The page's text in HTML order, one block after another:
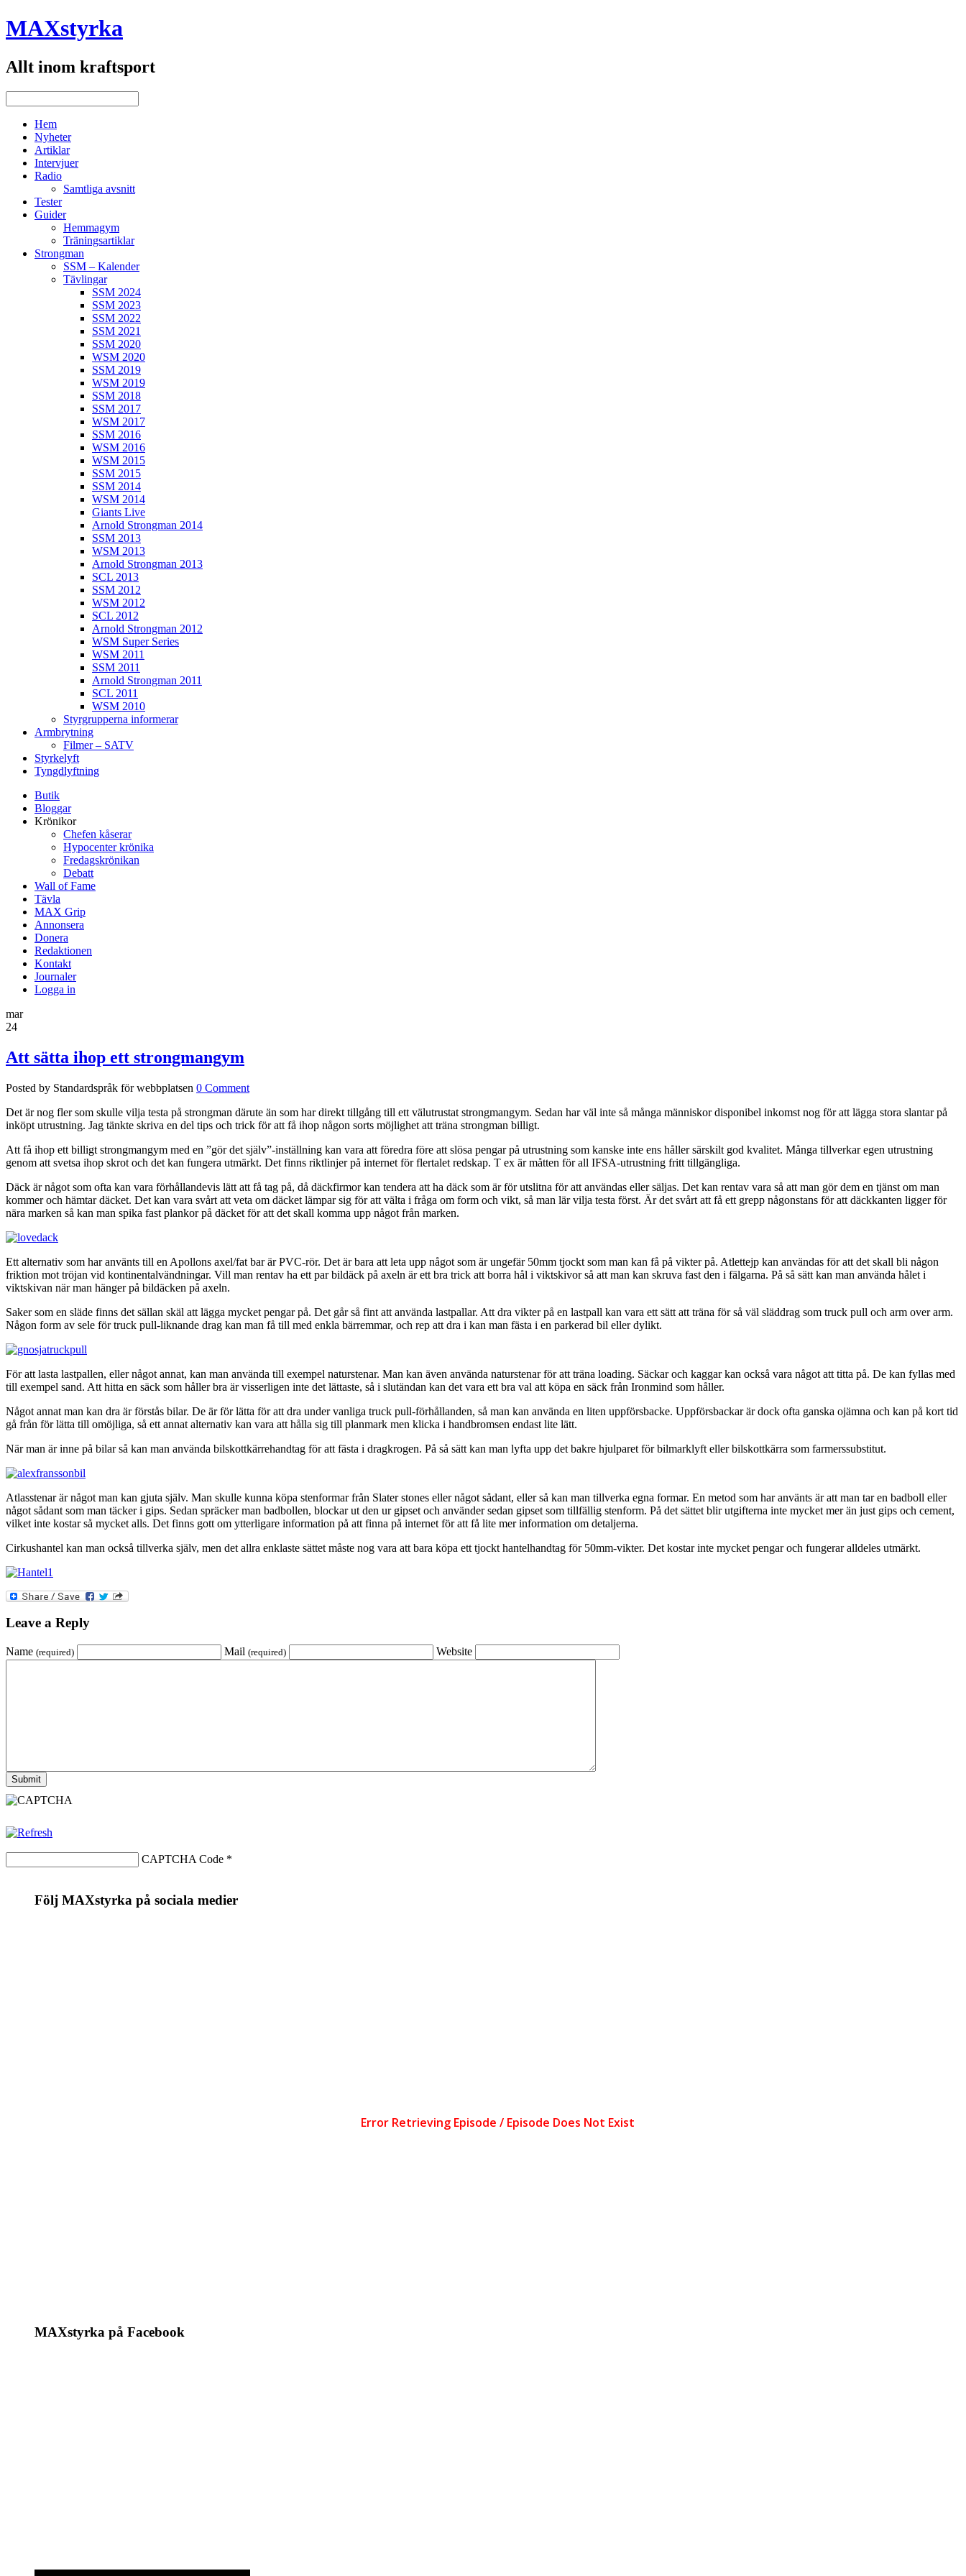
MAXstyrka
Allt inom kraftsport
Hem
Nyheter
Artiklar
Intervjuer
Radio
Samtliga avsnitt
Tester
Guider
Hemmagym
Träningsartiklar
Strongman
SSM – Kalender
Tävlingar
SSM 2024
SSM 2023
SSM 2022
SSM 2021
SSM 2020
WSM 2020
SSM 2019
WSM 2019
SSM 2018
SSM 2017
WSM 2017
SSM 2016
WSM 2016
WSM 2015
SSM 2015
SSM 2014
WSM 2014
Giants Live
Arnold Strongman 2014
SSM 2013
WSM 2013
Arnold Strongman 2013
SCL 2013
SSM 2012
WSM 2012
SCL 2012
Arnold Strongman 2012
WSM Super Series
WSM 2011
SSM 2011
Arnold Strongman 2011
SCL 2011
WSM 2010
Styrgrupperna informerar
Armbrytning
Filmer – SATV
Styrkelyft
Tyngdlyftning
Butik
Bloggar
Krönikor
Chefen kåserar
Hypocenter krönika
Fredagskrönikan
Debatt
Wall of Fame
Tävla
MAX Grip
Annonsera
Donera
Redaktionen
Kontakt
Journaler
Logga in
mar
24
Att sätta ihop ett strongmangym
Posted by Standardspråk för webbplatsen 0 Comment
Det är nog fler som skulle vilja testa på strongman därute än som har direkt tillgång till ett välutrustat strongmangym. Sedan har väl inte så många människor disponibel inkomst nog för att lägga stora slantar på
inköpt utrustning. Jag tänkte skriva en del tips och trick för att få ihop någon sorts möjlighet att träna strongman billigt.
Att få ihop ett billigt strongmangym med en ”gör det själv”-inställning kan vara att föredra före att slösa pengar på utrustning som kanske inte ens håller särskilt god kvalitet. Många tillverkar egen utrustning
genom att svetsa ihop skrot och det kan fungera utmärkt. Det finns riktlinjer på internet för flertalet redskap. T ex är måtten för all IFSA-utrustning fritt tillgängliga.
Däck är något som ofta kan vara förhållandevis lätt att få tag på, då däckfirmor kan tendera att ha däck som är för utslitna för att användas eller säljas. Det kan rentav vara så att man gör dem en tjänst om man
kommer och hämtar däcket. Det kan vara svårt att veta om däcket lämpar sig för att välta i fråga om form och vikt, så man lär vilja testa först. Är det svårt att få ett grepp någonstans för att däckkanten ligger för
nära marken så kan man spika fast plankor på däcket för att det skall komma upp något från marken.
Ett alternativ som har använts till en Apollons axel/fat bar är PVC-rör. Det är bara att leta upp något som är ungefär 50mm tjockt som man kan få på vikter på. Atlettejp kan användas för att det skall bli någon
friktion mot tröjan vid kontinentalvändningar. Vill man rentav ha ett par bildäck på axeln är ett bra trick att borra hål i viktskivor så att man kan skruva fast den i fälgarna. På så sätt kan man använda hålet i
viktskivan när man hänger på bildäcken på axeln.
Saker som en släde finns det sällan skäl att lägga mycket pengar på. Det går så fint att använda lastpallar. Att dra vikter på en lastpall kan vara ett sätt att träna för så väl släddrag som truck pull och arm over arm.
Någon form av sele för truck pull-liknande drag kan man få till med enkla bärremmar, och rep att dra i kan man fästa i en parkerad bil eller dylikt.
För att lasta lastpallen, eller något annat, kan man använda till exempel naturstenar. Man kan även använda naturstenar för att träna loading. Säckar och kaggar kan också vara något att titta på. De kan fyllas med
till exempel sand. Att hitta en säck som håller bra är visserligen inte det lättaste, så i slutändan kan det vara ett bra val att köpa en säck från Ironmind som håller.
Något annat man kan dra är förstås bilar. De är för lätta för att dra under vanliga truck pull-förhållanden, så man kan använda en liten uppförsbacke. Uppförsbackar är dock ofta ganska ojämna och kan på kort tid
gå från för lätta till omöjliga, så ett annat alternativ kan vara att hålla sig till planmark men klicka i handbromsen endast lite lätt.
När man är inne på bilar så kan man använda bilskottkärrehandtag för att fästa i dragkrogen. På så sätt kan man lyfta upp det bakre hjulparet för bilmarklyft eller bilskottkärra som farmerssubstitut.
Atlasstenar är något man kan gjuta själv. Man skulle kunna köpa stenformar från Slater stones eller något sådant, eller så kan man tillverka egna formar. En metod som har använts är att man tar en badboll eller
något sådant som man täcker i gips. Sedan spräcker man badbollen, blockar ut den ur gipset och använder sedan gipset som tillfällig stenform. På det sättet blir utgifterna inte mycket mer än just gips och cement,
vilket inte kostar så mycket alls. Det finns gott om ytterligare information på att finna på internet för att få lite mer information om detaljerna.
Cirkushantel kan man också tillverka själv, men det allra enklaste sättet måste nog vara att bara köpa ett tjockt hantelhandtag för 50mm-vikter. Det kostar inte mycket pengar och fungerar alldeles utmärkt.
Leave a Reply
Name (required) Mail (required) Website
CAPTCHA Code *
Följ MAXstyrka på sociala medier
MAXstyrka på Facebook